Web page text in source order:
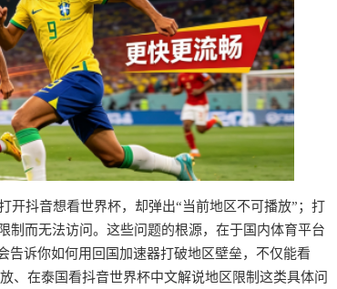
开抖音想看世界杯，却弹出“当前地区不可播放”；打
制而无法访问。这些问题的根源，在于国内体育平台
告诉你如何用回国加速器打破地区壁垒，不仅能看
、在泰国看抖音世界杯中文解说地区限制这类具体问